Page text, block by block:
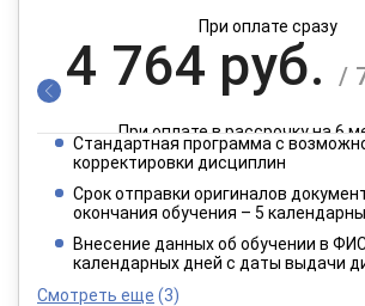
При оплате сразу
4 764 руб. /
При оплате в рассрочку на 6
2 382 руб.
При оплате в рассрочку на 12
Стандартная программа с
корректировки дисциплин
Срок отправки оригиналов
окончания обучения – 5
Внесение данных об обучении в
календарных дней с даты выдачи
Смотреть еще (3)